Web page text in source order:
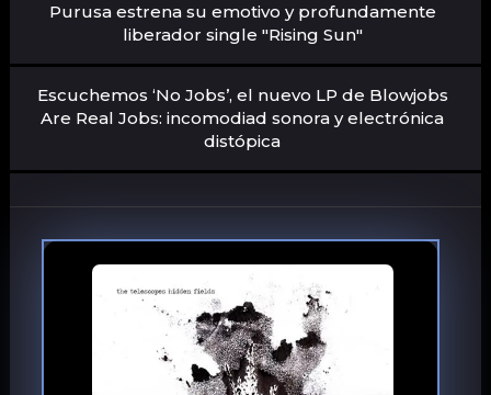
Purusa estrena su emotivo y profundamente
liberador single "Rising Sun"
Escuchemos ‘No Jobs’, el nuevo LP de Blowjobs
Are Real Jobs: incomodiad sonora y electrónica
distópica